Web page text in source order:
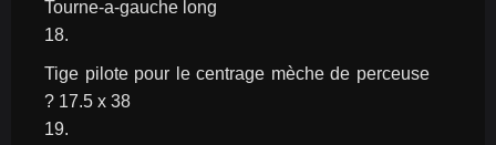
Tourne-a-gauche long
18.
Tige pilote pour le centrage mèche de perceuse
? 17.5 x 38
19.